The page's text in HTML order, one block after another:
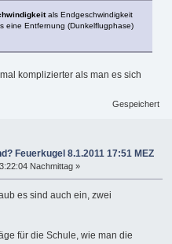
als Endgeschwindigkeit
eine Entfernung (Dunkelflugphase)
komplizierter als man es sich
Gespeichert
Feuerkugel 8.1.2011 17:51 MEZ
Nachmittag »
es sind auch ein, zwei
für die Schule, wie man die